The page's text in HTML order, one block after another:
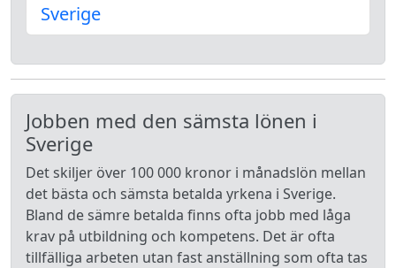
Sverige
Jobben med den sämsta lönen i
Sverige
Det skiljer över 100 000 kronor i månadslön mellan
det bästa och sämsta betalda yrkena i Sverige.
Bland de sämre betalda finns ofta jobb med låga
krav på utbildning och kompetens. Det är ofta
tillfälliga arbeten utan fast anställning som ofta tas